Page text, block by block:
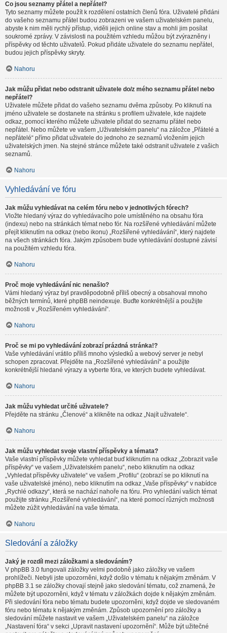
Co jsou seznamy přátel a nepřátel?
Tyto seznamy můžete použít k rozdělení ostatních členů fóra. Uživatelé přidáni
do vašeho seznamu přátel budou zobrazeni ve vašem uživatelském panelu,
abyste k nim měli rychlý přístup, viděli jejich online stav a mohli jim posílat
soukromé zprávy. V závislosti na použitém vzhledu můžou být zvýrazněny i
příspěvky od těchto uživatelů. Pokud přidáte uživatele do seznamu nepřátel,
budou jejich příspěvky skryty.
Nahoru
Jak můžu přidat nebo odstranit uživatele do/z mého seznamu přátel nebo
nepřátel?
Uživatele můžete přidat do vašeho seznamu dvěma způsoby. Po kliknutí na
jméno uživatele se dostanete na stránku s profilem uživatele, kde najdete
odkaz, pomocí kterého můžete uživatele přidat do seznamu přátel nebo
nepřátel. Nebo můžete ve vašem „Uživatelském panelu“ na záložce „Přátelé a
nepřátelé“ přímo přidat uživatele do jednoho ze seznamů vložením jejich
uživatelských jmen. Na stejné stránce můžete také odstranit uživatele z vašich
seznamů.
Nahoru
Vyhledávání ve fóru
Jak můžu vyhledávat na celém fóru nebo v jednotlivých fórech?
Vložte hledaný výraz do vyhledávacího pole umístěného na obsahu fóra
(indexu) nebo na stránkách témat nebo fór. Na rozšířené vyhledávání můžete
přejít kliknutím na odkaz (nebo ikonu) „Rozšířené vyhledávání“, který najdete
na všech stránkách fóra. Jakým způsobem bude vyhledávání dostupné závisí
na použitém vzhledu fóra.
Nahoru
Proč moje vyhledávání nic nenašlo?
Vámi hledaný výraz byl pravděpodobně příliš obecný a obsahoval mnoho
běžných termínů, které phpBB neindexuje. Buďte konkrétnější a použijte
možnosti v „Rozšířeném vyhledávání“.
Nahoru
Proč se mi po vyhledávání zobrazí prázdná stránka!?
Vaše vyhledávání vrátilo příliš mnoho výsledků a webový server je nebyl
schopen zpracovat. Přejděte na „Rozšířené vyhledávání“ a použijte
konkrétnější hledané výrazy a vyberte fóra, ve kterých budete vyhledávat.
Nahoru
Jak můžu vyhledat určité uživatele?
Přejděte na stránku „Členové“ a klikněte na odkaz „Najít uživatele“.
Nahoru
Jak můžu vyhledat svoje vlastní příspěvky a témata?
Vaše vlastní příspěvky můžete vyhledat buď kliknutím na odkaz „Zobrazit vaše
příspěvky“ ve vašem „Uživatelském panelu“, nebo kliknutím na odkaz
„Vyhledat příspěvky uživatele“ ve vašem „Profilu“ (zobrazí se po kliknutí na
vaše uživatelské jméno), nebo kliknutím na odkaz „Vaše příspěvky“ v nabídce
„Rychlé odkazy“, která se nachází nahoře na fóru. Pro vyhledání vašich témat
použijte stránku „Rozšířené vyhledávání“, na které pomocí různých možnosti
můžete zúžit vyhledávání na vaše témata.
Nahoru
Sledování a záložky
Jaký je rozdíl mezi záložkami a sledováním?
V phpBB 3.0 fungovali záložky velmi podobně jako záložky ve vašem
prohlížeči. Nebyli jste upozorněni, když došlo v tématu k nějakým změnám. V
phpBB 3.1 se záložky chovají stejně jako sledování tématu, což znamená, že
můžete být upozorněni, když v tématu v záložkách dojde k nějakým změnám.
Při sledování fóra nebo tématu budete upozorněni, když dojde ve sledovaném
fóru nebo tématu k nějakým změnám. Způsob upozornění pro záložky a
sledování můžete nastavit ve vašem „Uživatelském panelu“ na záložce
„Nastavení fóra“ v sekci „Upravit nastavení upozornění“. Může být užitečné